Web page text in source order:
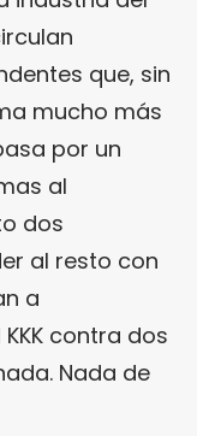
que, sin
mucho más
por un
al
dos
al resto con
a
contra dos
Nada de